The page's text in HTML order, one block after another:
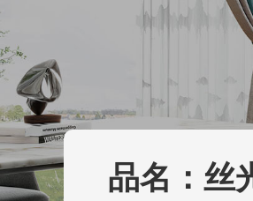
品名：丝